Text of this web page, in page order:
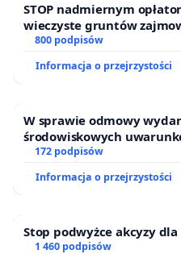
STOP nadmiernym
wieczyste gruntów
ogrody działkowe.
800 podpisów
Informacja o przejrzystości
W sprawie odmowy
środowiskowych
zakładu wytwarzania
Ostrowiu Południowym
Puszczy Knyszyńskiej
172 podpisów
Informacja o przejrzystości
Stop podwyżce akcyzy
1 460 podpisów